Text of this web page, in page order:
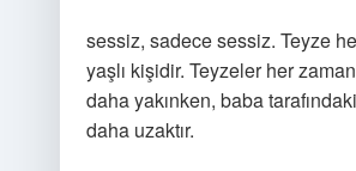
sessiz, sadece sessiz. Teyze
yaşlı kişidir. Teyzeler her
daha yakınken, baba
daha uzaktır.